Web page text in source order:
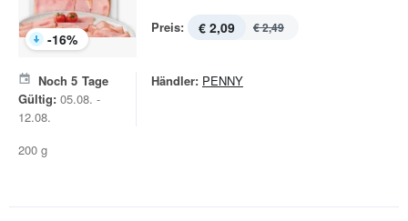
-16%
Preis: € 2,09 € 2,49
Noch 5 Tage
Gültig: 05.08. -
12.08.
Händler: PENNY
200 g